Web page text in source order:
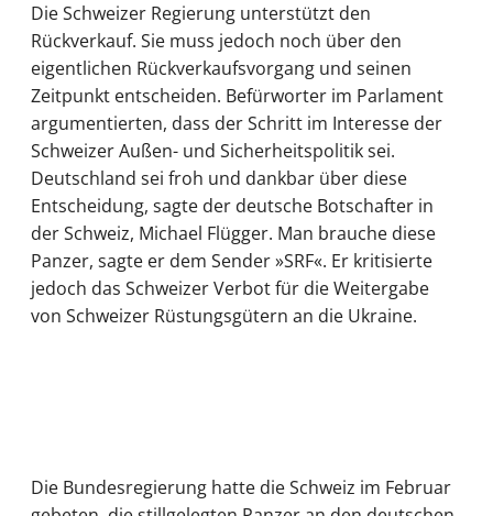
Die Schweizer Regierung unterstützt den
Rückverkauf. Sie muss jedoch noch über den
eigentlichen Rückverkaufsvorgang und seinen
Zeitpunkt entscheiden. Befürworter im Parlament
argumentierten, dass der Schritt im Interesse der
Schweizer Außen- und Sicherheitspolitik sei.
Deutschland sei froh und dankbar über diese
Entscheidung, sagte der deutsche Botschafter in
der Schweiz, Michael Flügger. Man brauche diese
Panzer, sagte er dem Sender »SRF«. Er kritisierte
jedoch das Schweizer Verbot für die Weitergabe
von Schweizer Rüstungsgütern an die Ukraine.
Die Bundesregierung hatte die Schweiz im Februar